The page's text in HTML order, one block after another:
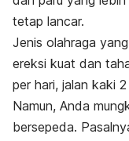
tetap lancar.
Jenis olahraga
ereksi kuat dan
per hari, jalan kaki
Namun, Anda
bersepeda.